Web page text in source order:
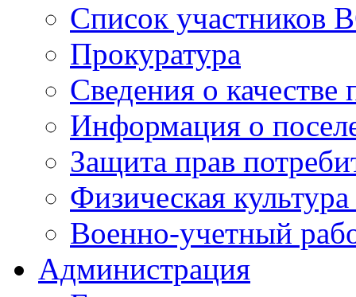
Список участников
Прокуратура
Сведения о качестве
Информация о
Защита прав
Физическая
Военно-учетный
Администрация